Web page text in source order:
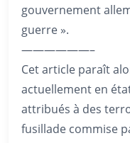
gouvernement
guerre ».
——————–
Cet article paraît
actuellement en
attribués à des
fusillade commise